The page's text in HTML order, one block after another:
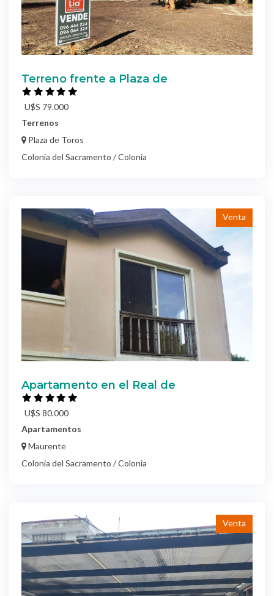
Terreno frente a Plaza de
U$S 79.000
Terrenos
Plaza de Toros
Colonia del Sacramento / Colonia
Venta
Apartamento en el Real de
U$S 80.000
Apartamentos
Maurente
Colonia del Sacramento / Colonia
Venta